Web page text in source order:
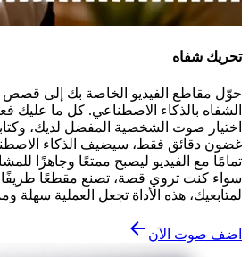
تحريك شفاه
حوّل مقاطع الفيديو الخاصة بك إلى قصص
الشفاه بالذكاء الاصطناعي. كل ما عليك
اختيار صوت الشخصية المفضل لديك،
غضون دقائق فقط، سيضيف الذكاء
تمامًا مع الفيديو ليصبح ممتعًا وجاهزًا
سواء كنت تروي قصة، تصنع مقطعًا
لمتابعيك، هذه الأداة تجعل العملية سهلة
اضف صوت الآن